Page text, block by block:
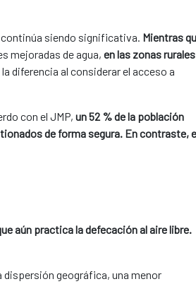
continúa siendo significativa. Mientras
mejoradas de agua, en las zonas rurales
diferencia al considerar el acceso a
con el JMP, un 52 % de la población
de forma segura. En contraste,
aún practica la defecación al aire libre.
geográfica, una menor